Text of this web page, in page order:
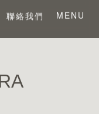
聯絡我們 MENU